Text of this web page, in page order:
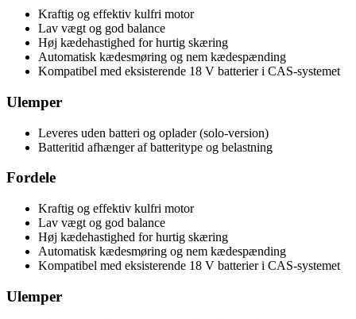
Kraftig og effektiv kulfri motor
Lav vægt og god balance
Høj kædehastighed for hurtig skæring
Automatisk kædesmøring og nem kædespænding
Kompatibel med eksisterende 18 V batterier i CAS-systemet
Ulemper
Leveres uden batteri og oplader (solo-version)
Batteritid afhænger af batteritype og belastning
Fordele
Kraftig og effektiv kulfri motor
Lav vægt og god balance
Høj kædehastighed for hurtig skæring
Automatisk kædesmøring og nem kædespænding
Kompatibel med eksisterende 18 V batterier i CAS-systemet
Ulemper